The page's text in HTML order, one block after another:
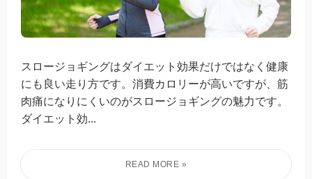
スロージョギングはダイエット効果だけではなく健康
にも良い走り方です。消費カロリーが高いですが、筋
肉痛になりにくいのがスロージョギングの魅力です。
ダイエット効...